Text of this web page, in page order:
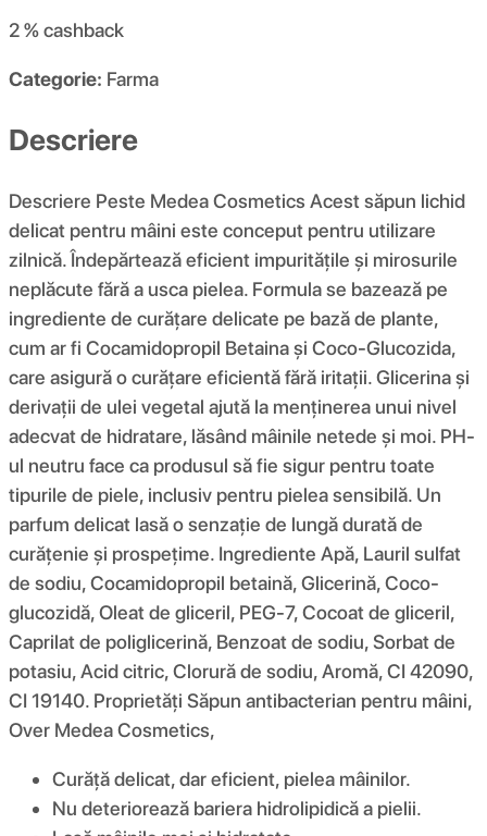
2 %cashback
Categorie: Farma
Descriere
Descriere Peste Medea Cosmetics Acest săpun lichid
delicat pentru mâini este conceput pentru utilizare
zilnică. Îndepărtează eficient impuritățile și mirosurile
neplăcute fără a usca pielea. Formula se bazează pe
ingrediente de curățare delicate pe bază de plante,
cum ar fi Cocamidopropil Betaina și Coco-Glucozida,
care asigură o curățare eficientă fără iritații. Glicerina și
derivații de ulei vegetal ajută la menținerea unui nivel
adecvat de hidratare, lăsând mâinile netede și moi. PH-
ul neutru face ca produsul să fie sigur pentru toate
tipurile de piele, inclusiv pentru pielea sensibilă. Un
parfum delicat lasă o senzație de lungă durată de
curățenie și prospețime. Ingrediente Apă, Lauril sulfat
de sodiu, Cocamidopropil betaină, Glicerină, Coco-
glucozidă, Oleat de gliceril, PEG-7, Cocoat de gliceril,
Caprilat de poliglicerină, Benzoat de sodiu, Sorbat de
potasiu, Acid citric, Clorură de sodiu, Aromă, CI 42090,
CI 19140. Proprietăți Săpun antibacterian pentru mâini,
Over Medea Cosmetics,
Curăță delicat, dar eficient, pielea mâinilor.
Nu deteriorează bariera hidrolipidică a pielii.